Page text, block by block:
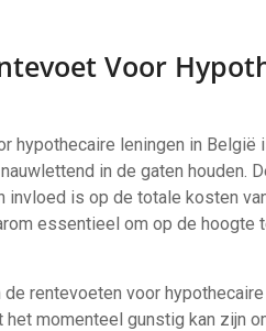
Voor
hypothecaire leningen in
in de gaten houden.
invloed is op de totale kosten
essentieel om op de hoogte
rentevoeten voor
momenteel gunstig kan zijn